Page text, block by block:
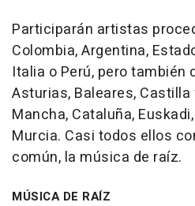
Participarán artistas
Colombia, Argentina,
Italia o Perú, pero también
Asturias, Baleares,
Mancha, Cataluña,
Murcia. Casi todos ellos
común, la música de raíz.
MÚSICA DE RAÍZ